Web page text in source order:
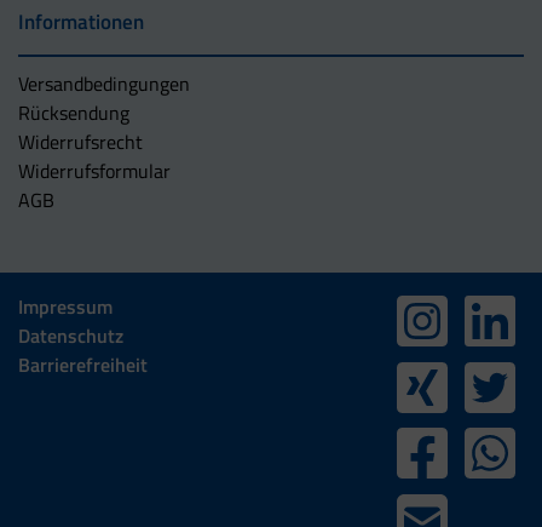
Informationen
Versandbedingungen
Rücksendung
Widerrufsrecht
Widerrufsformular
AGB
Impressum
Datenschutz
Barrierefreiheit